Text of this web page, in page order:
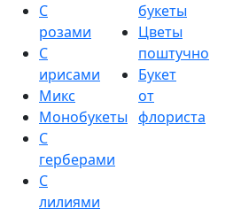
С
розами
С
ирисами
Микс
Монобукеты
С
герберами
С
лилиями
букеты
Цветы
поштучно
Букет
от
флориста